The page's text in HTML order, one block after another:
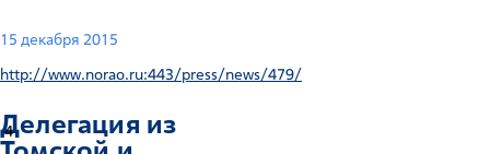
15 декабря 2015
http://www.norao.ru:443/press/news/479/
4
Делегация из